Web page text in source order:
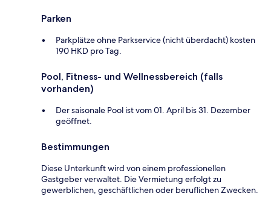
Parken
Parkplätze ohne Parkservice (nicht überdacht) kosten
190 HKD pro Tag.
Pool, Fitness- und Wellnessbereich (falls
vorhanden)
Der saisonale Pool ist vom 01. April bis 31. Dezember
geöffnet.
Bestimmungen
Diese Unterkunft wird von einem professionellen
Gastgeber verwaltet. Die Vermietung erfolgt zu
gewerblichen, geschäftlichen oder beruflichen Zwecken.